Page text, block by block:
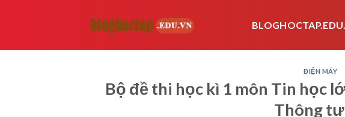
ĐIỆN MÁY
Bộ đề thi học kì 1 môn Tin học
Thông